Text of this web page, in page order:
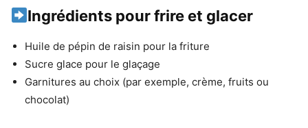
Ingrédients pour frire et glacer
Huile de pépin de raisin pour la friture
Sucre glace pour le glaçage
Garnitures au choix (par exemple, crème, fruits ou
chocolat)